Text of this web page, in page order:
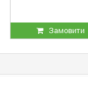
Замовити